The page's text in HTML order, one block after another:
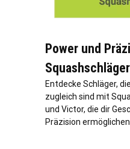
Power und
Entdecke Schläger,
zugleich sind mit
und Victor, die dir
Präzision